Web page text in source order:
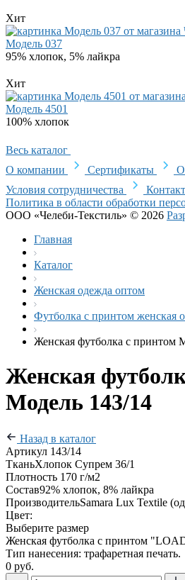
Хит
Модель 037
95% хлопок, 5% лайкра
Хит
Модель 4501
100% хлопок
Весь каталог
О компании
Сертификаты
Условия сотрудничества
Политика в области обработки
ООО «Челеби-Текстиль» © 2026
Главная
Каталог
Женская одежда оптом
Футболка с принтом женская
Женская футболка с принтом
Женская
Модель 143/14
Назад в каталог
Артикул 143/14
ТканьХлопок Супрем 36/1
Плотность 170 г/м2
Состав92% хлопок, 8% лайкра
ПроизводительSamara Lux Textile
Цвет:
Выберите размер
Женская футболка с принтом
Тип нанесения: трафаретная печать.
0 руб.